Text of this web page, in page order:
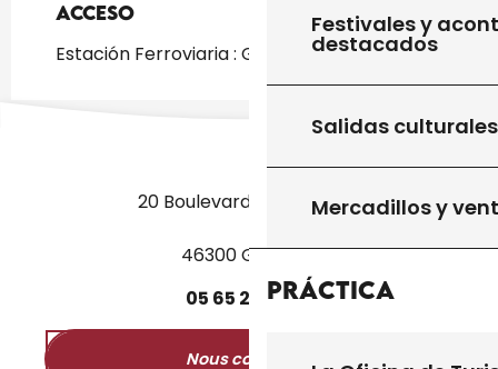
Festivales y
destacados
Salidas culturales
Mercadillos y
Práctica
Acceso
Acceso
Estación Ferroviaria : Gourdon a 5km
20 Boulevard des Martyrs
46300 Gourdon
05 65 27 5250
Nous contacter